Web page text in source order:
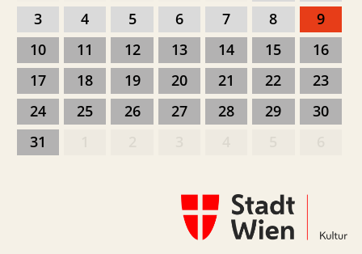
3
4 5 6 7 8
9
10
11 12 13 14 15
16
17
18 19 20 21 22
23
24
25 26 27 28 29
30
31